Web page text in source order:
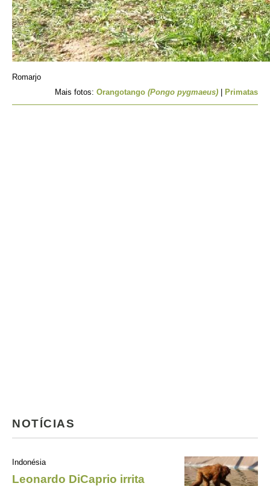
Romarjo
Mais fotos: Orangotango (Pongo pygmaeus) Primatas
NOTÍCIAS
Indonésia
Leonardo DiCaprio irrita